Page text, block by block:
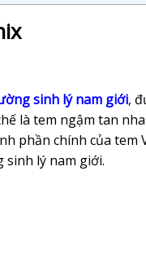
sinh lý nam giới,
là tem ngậm tan
phần chính của
lý nam giới.